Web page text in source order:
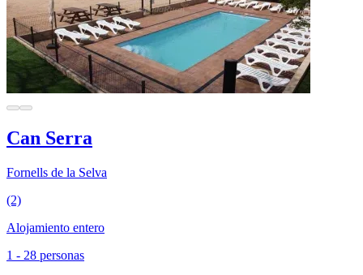
Can Serra
Fornells de la Selva
(2)
Alojamiento entero
1 - 28 personas